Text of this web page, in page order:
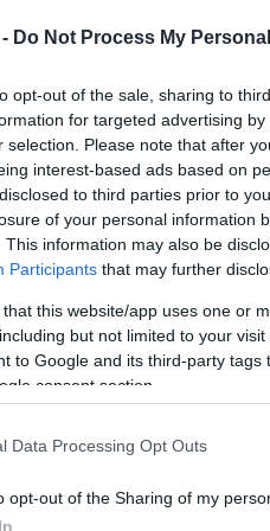
Do Not Process My
opt-out of the sale, sharing to
for targeted advertising
selection. Please note that after
interest-based ads based on
to third parties prior to
of your personal information
This information may also be
Participants that may further
that this website/app uses one or
but not limited to your
to Google and its third-party
consent section.
Data Processing Opt Outs
opt-out of the Sharing of my
gyémántokkal
videoklipjében viselt.
Az art deco stílusú ékszer,
Go On With You Like That
szerepelt, a becslések
(3,6 millió forint) is elkelhet a
csütörtöki londoni árverésén.
Az 1935 táján készült kitűző
módjára csiszolt és
van kirakva, a J külső ívét öt
ívét pedig kerekre csiszolt
csoportja díszíti.
Időtlen eleganciát
az értéküket" -